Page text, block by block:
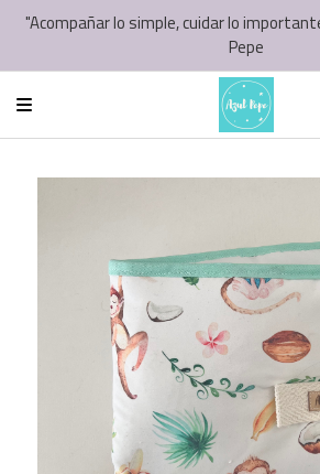
"Acompañar lo simple, cuidar lo
Pepe